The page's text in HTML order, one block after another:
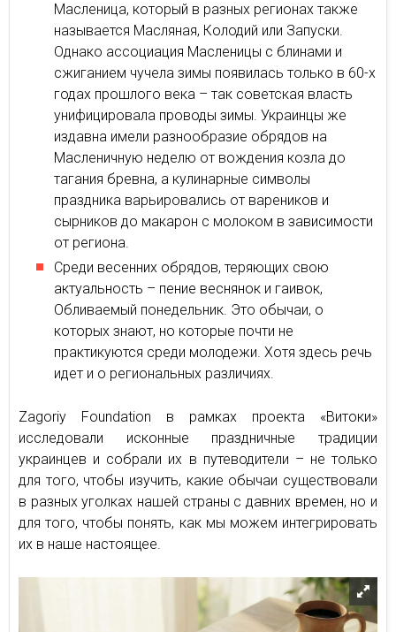
Масленица, который в разных регионах также
называется Масляная, Колодий или Запуски.
Однако ассоциация Масленицы с блинами и
сжиганием чучела зимы появилась только в 60-х
годах прошлого века – так советская власть
унифицировала проводы зимы. Украинцы же
издавна имели разнообразие обрядов на
Масленичную неделю от вождения козла до
тагания бревна, а кулинарные символы
праздника варьировались от вареников и
сырников до макарон с молоком в зависимости
от региона.
Среди весенних обрядов, теряющих свою
актуальность – пение веснянок и гаивок,
Обливаемый понедельник. Это обычаи, о
которых знают, но которые почти не
практикуются среди молодежи. Хотя здесь речь
идет и о региональных различиях.
Zagoriy Foundation в рамках проекта «Витоки»
исследовали исконные праздничные традиции
украинцев и собрали их в путеводители – не только
для того, чтобы изучить, какие обычаи существовали
в разных уголках нашей страны с давних времен, но и
для того, чтобы понять, как мы можем интегрировать
их в наше настоящее.